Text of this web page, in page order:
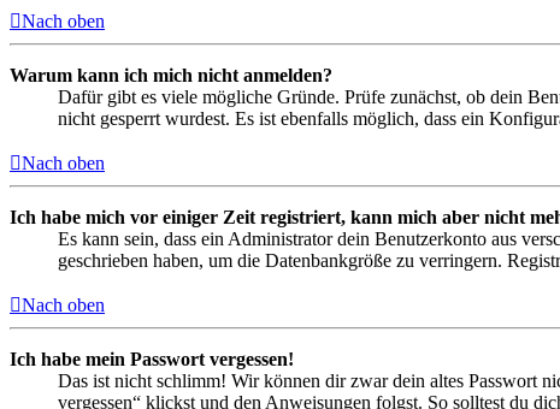
Nach oben
Warum kann ich mich nicht anmelden?
Dafür gibt es viele mögliche Gründe. Prüfe zunächst, ob dein
nicht gesperrt wurdest. Es ist ebenfalls möglich, dass ein
Nach oben
Ich habe mich vor einiger Zeit registriert, kann mich aber nicht
Es kann sein, dass ein Administrator dein Benutzerkonto aus
geschrieben haben, um die Datenbankgröße zu verringern.
Nach oben
Ich habe mein Passwort vergessen!
Das ist nicht schlimm! Wir können dir zwar dein altes Passwort
vergessen“ klickst und den Anweisungen folgst. So solltest du